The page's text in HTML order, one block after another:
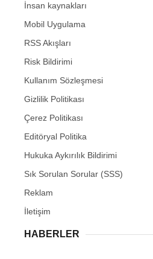
İnsan kaynakları
Mobil Uygulama
RSS Akışları
Risk Bildirimi
Kullanım Sözleşmesi
Gizlilik Politikası
Çerez Politikası
Editöryal Politika
Hukuka Aykırılık Bildirimi
Sık Sorulan Sorular (SSS)
Reklam
İletişim
HABERLER